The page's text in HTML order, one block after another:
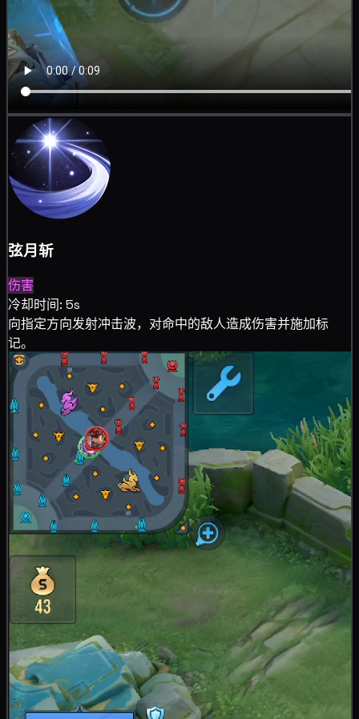
弦月斩
伤害
冷却时间: 5s
向指定方向发射冲击波，对命中的敌人造成伤害并施加标
记。